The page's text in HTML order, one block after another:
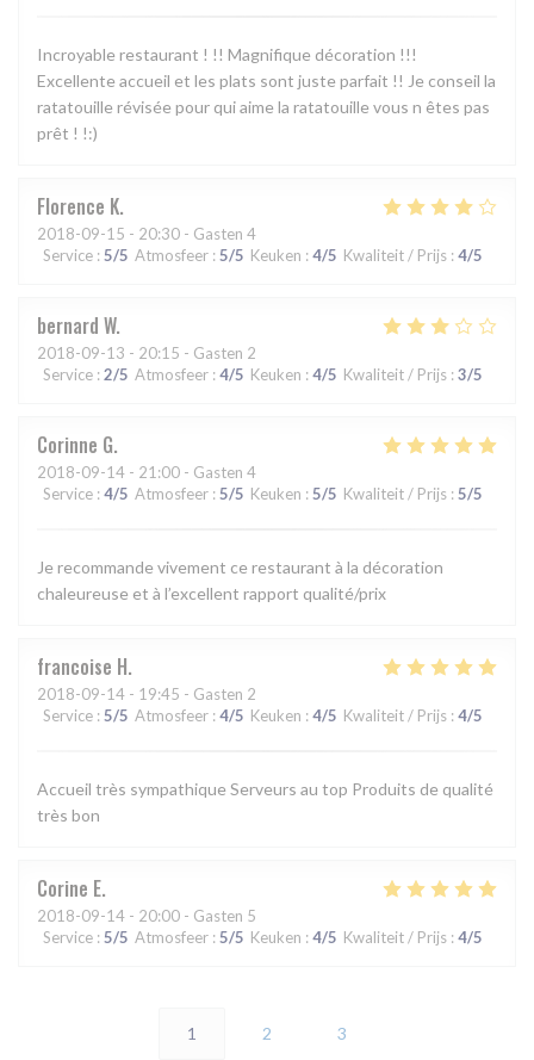
Incroyable restaurant ! !! Magnifique décoration !!!
Excellente accueil et les plats sont juste parfait !! Je conseil la
ratatouille révisée pour qui aime la ratatouille vous n êtes pas
prêt ! !:)
Florence K
2018-09-15 - 20:30 - Gasten 4
Service : 5/5 Atmosfeer : 5/5 Keuken : 4/5 Kwaliteit / Prijs : 4/5
bernard W
2018-09-13 - 20:15 - Gasten 2
Service : 2/5 Atmosfeer : 4/5 Keuken : 4/5 Kwaliteit / Prijs : 3/5
Corinne G
2018-09-14 - 21:00 - Gasten 4
Service : 4/5 Atmosfeer : 5/5 Keuken : 5/5 Kwaliteit / Prijs : 5/5
Je recommande vivement ce restaurant à la décoration
chaleureuse et à l’excellent rapport qualité/prix
francoise H
2018-09-14 - 19:45 - Gasten 2
Service : 5/5 Atmosfeer : 4/5 Keuken : 4/5 Kwaliteit / Prijs : 4/5
Accueil très sympathique Serveurs au top Produits de qualité
très bon
Corine E
2018-09-14 - 20:00 - Gasten 5
Service : 5/5 Atmosfeer : 5/5 Keuken : 4/5 Kwaliteit / Prijs : 4/5
1 2 3